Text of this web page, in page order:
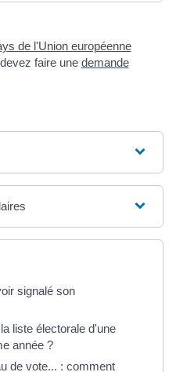
de l'Union européenne
faire une demande
signalé son
liste électorale d'une
année ?
de vote... : comment